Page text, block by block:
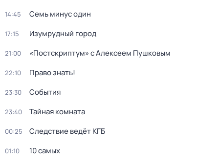
14:45 Семь минус один
17:15 Изумрудный город
21:00 «Постскриптум» с Алексеем Пушковым
22:10 Право знать!
23:30 События
23:40 Тайная комната
00:25 Следствие ведёт КГБ
01:10 10 самых